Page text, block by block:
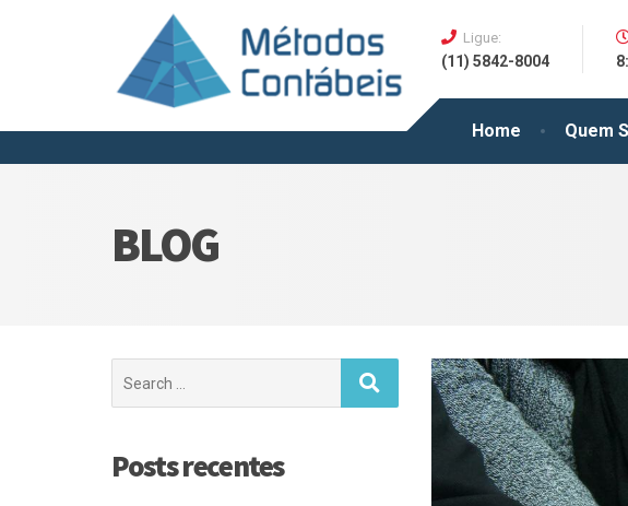
Home Quem
Ligue:
(11) 5842-8004
BLOG
Posts recentes